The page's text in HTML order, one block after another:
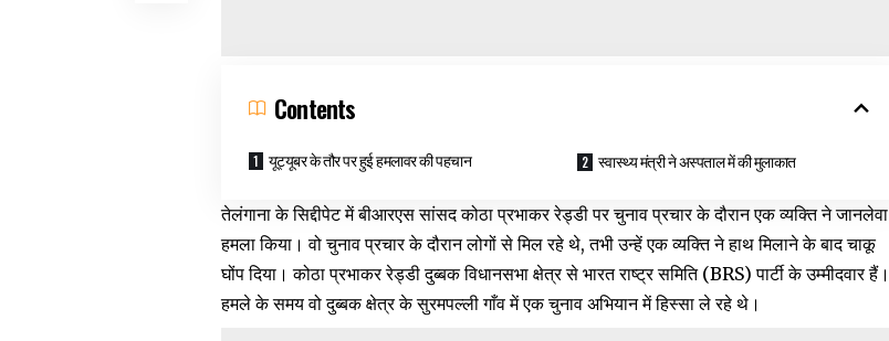
Contents
यूट्यूबर के तौर पर हुई हमलावर की पहचान स्वास्थ्य मंत्री ने अस्पताल में की मुलाकात
तेलंगाना के सिद्दीपेट में बीआरएस सांसद कोठा प्रभाकर रेड्डी पर चुनाव प्रचार के दौरान एक व्यक्ति ने जानलेवा
हमला किया। वो चुनाव प्रचार के दौरान लोगों से मिल रहे थे, तभी उन्हें एक व्यक्ति ने हाथ मिलाने के बाद चाकू
घोंप दिया। कोठा प्रभाकर रेड्डी दुब्बक विधानसभा क्षेत्र से भारत राष्ट्र समिति (BRS) पार्टी के उम्मीदवार हैं।
हमले के समय वो दुब्बक क्षेत्र के सुरमपल्ली गाँव में एक चुनाव अभियान में हिस्सा ले रहे थे।